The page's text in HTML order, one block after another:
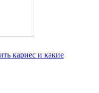
кариес и какие